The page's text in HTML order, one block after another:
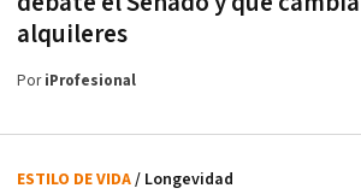
alquileres
PoriProfesional
ESTILO DE VIDA/ Longevidad